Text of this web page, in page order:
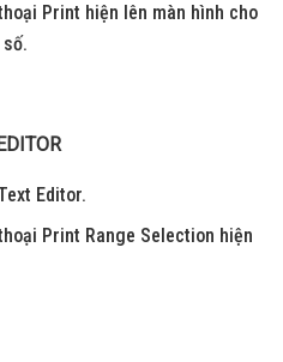
Print hiện lên màn hình cho
Editor.
Print Range Selection hiện